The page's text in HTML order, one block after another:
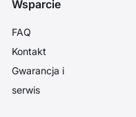
Wsparcie
FAQ
Kontakt
Gwarancja i
serwis